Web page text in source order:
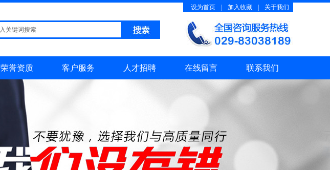
设为首页 加入收藏 关于我们
荣誉资质 客户服务 人才招聘 在线留言 联系我们